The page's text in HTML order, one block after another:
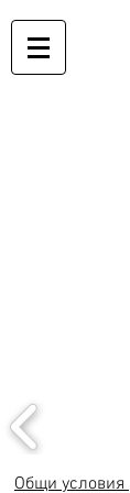
Общи условия